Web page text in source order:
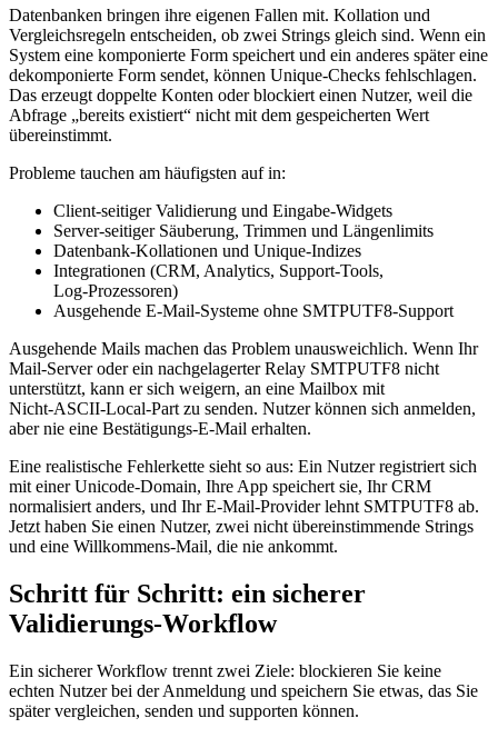
Datenbanken bringen ihre eigenen Fallen mit. Kollation und
Vergleichsregeln entscheiden, ob zwei Strings gleich sind. Wenn ein
System eine komponierte Form speichert und ein anderes später eine
dekomponierte Form sendet, können Unique‑Checks fehlschlagen.
Das erzeugt doppelte Konten oder blockiert einen Nutzer, weil die
Abfrage „bereits existiert“ nicht mit dem gespeicherten Wert
übereinstimmt.
Probleme tauchen am häufigsten auf in:
Client‑seitiger Validierung und Eingabe‑Widgets
Server‑seitiger Säuberung, Trimmen und Längenlimits
Datenbank‑Kollationen und Unique‑Indizes
Integrationen (CRM, Analytics, Support‑Tools,
Log‑Prozessoren)
Ausgehende E‑Mail‑Systeme ohne SMTPUTF8‑Support
Ausgehende Mails machen das Problem unausweichlich. Wenn Ihr
Mail‑Server oder ein nachgelagerter Relay SMTPUTF8 nicht
unterstützt, kann er sich weigern, an eine Mailbox mit
Nicht‑ASCII‑Local‑Part zu senden. Nutzer können sich anmelden,
aber nie eine Bestätigungs‑E‑Mail erhalten.
Eine realistische Fehlerkette sieht so aus: Ein Nutzer registriert sich
mit einer Unicode‑Domain, Ihre App speichert sie, Ihr CRM
normalisiert anders, und Ihr E‑Mail‑Provider lehnt SMTPUTF8 ab.
Jetzt haben Sie einen Nutzer, zwei nicht übereinstimmende Strings
und eine Willkommens‑Mail, die nie ankommt.
Schritt für Schritt: ein sicherer
Validierungs‑Workflow
Ein sicherer Workflow trennt zwei Ziele: blockieren Sie keine
echten Nutzer bei der Anmeldung und speichern Sie etwas, das Sie
später vergleichen, senden und supporten können.